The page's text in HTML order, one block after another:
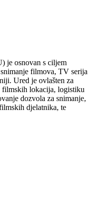
je osnovan s ciljem
filmova, TV serija
Ured je ovlašten za
filmskih lokacija, logistiku
dozvola za snimanje,
djelatnika, te